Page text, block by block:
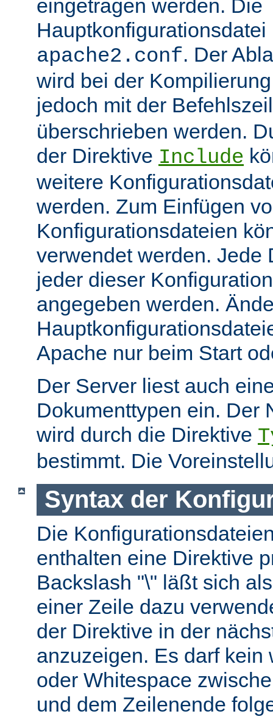
eingetragen werden. Die
apache2.conf. Der
wird bei der
jedoch mit der
überschrieben werden.
der Direktive Include
weitere
werden. Zum Einfügen
Konfigurationsdateien
verwendet werden. Jede
jeder dieser
angegeben werden.
Apache nur beim Start
Der Server liest auch
Dokumenttypen ein. Der
wird durch die Direktive
bestimmt. Die
Syntax der
Die
enthalten eine Direktive
Backslash "\" läßt sich
einer Zeile dazu
der Direktive in der
anzuzeigen. Es darf kein
oder Whitespace
und dem Zeilenende